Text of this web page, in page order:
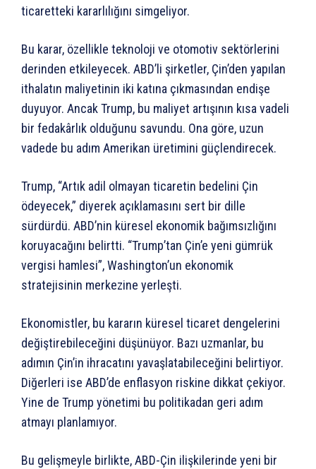
ticaretteki kararlılığını simgeliyor.
Bu karar, özellikle teknoloji ve otomotiv sektörlerini
derinden etkileyecek. ABD’li şirketler, Çin’den yapılan
ithalatın maliyetinin iki katına çıkmasından endişe
duyuyor. Ancak Trump, bu maliyet artışının kısa vadeli
bir fedakârlık olduğunu savundu. Ona göre, uzun
vadede bu adım Amerikan üretimini güçlendirecek.
Trump, “Artık adil olmayan ticaretin bedelini Çin
ödeyecek,” diyerek açıklamasını sert bir dille
sürdürdü. ABD’nin küresel ekonomik bağımsızlığını
koruyacağını belirtti. “Trump’tan Çin’e yeni gümrük
vergisi hamlesi”, Washington’un ekonomik
stratejisinin merkezine yerleşti.
Ekonomistler, bu kararın küresel ticaret dengelerini
değiştirebileceğini düşünüyor. Bazı uzmanlar, bu
adımın Çin’in ihracatını yavaşlatabileceğini belirtiyor.
Diğerleri ise ABD’de enflasyon riskine dikkat çekiyor.
Yine de Trump yönetimi bu politikadan geri adım
atmayı planlamıyor.
Bu gelişmeyle birlikte, ABD-Çin ilişkilerinde yeni bir